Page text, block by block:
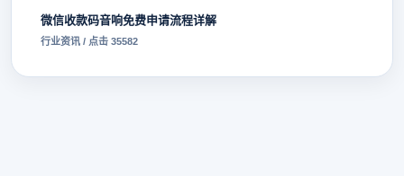
微信收款码音响免费申请流程详解
行业资讯 / 点击 35582